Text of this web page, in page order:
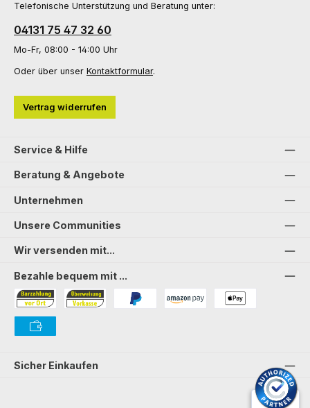
Telefonische Unterstützung und Beratung unter:
04131 75 47 32 60
Mo-Fr, 08:00 - 14:00 Uhr
Oder über unser Kontaktformular.
Vertrag widerrufen
Service & Hilfe
Beratung & Angebote
Unternehmen
Unsere Communities
Wir versenden mit...
Bezahle bequem mit ...
Bezahlung in der Filiale
Sicher Einkaufen